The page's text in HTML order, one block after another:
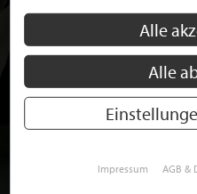
BEWERBEN SIE
Alle
Alle
Impressum AGB &